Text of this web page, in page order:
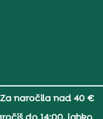
naročila nad 40 €